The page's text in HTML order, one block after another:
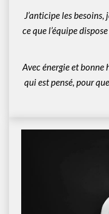
J’anticipe les
ce que l’équipe
Avec énergie et bonne
qui est pensé, pour